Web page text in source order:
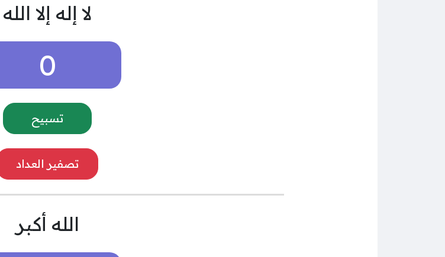
لا إله إلا الله
0
تسبيح
تصفير العداد
الله أكبر